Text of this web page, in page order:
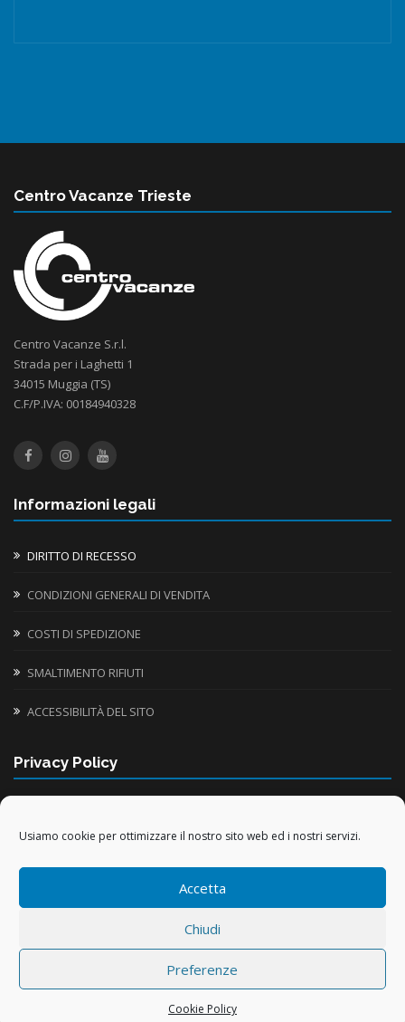
Usiamo cookie per ottimizzare il nostro sito web ed i nostri servizi.
Accetta
Chiudi
Preferenze
Cookie Policy
Centro Vacanze Trieste
Centro Vacanze S.r.l.
Strada per i Laghetti 1
34015 Muggia (TS)
C.F/P.IVA: 00184940328
Informazioni legali
DIRITTO DI RECESSO
CONDIZIONI GENERALI DI VENDITA
COSTI DI SPEDIZIONE
SMALTIMENTO RIFIUTI
ACCESSIBILITÀ DEL SITO
Privacy Policy
TRATTAMENTO DATI ACQUISTI ONLINE
Capitale sociale € 46.800,00 i.v. – PECinfo@pec.centrovacanze.cc–
n.Reg.Imprese 00184940328 – REA TS-73085 – Realizzazione: